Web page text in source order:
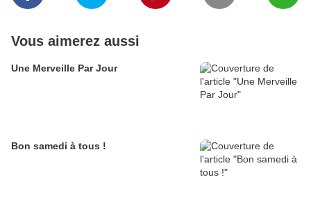
Vous aimerez aussi
Une Merveille Par Jour
Bon samedi à tous !